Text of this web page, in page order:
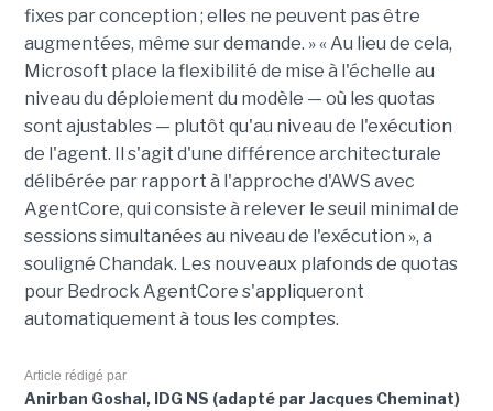
fixes par conception ; elles ne peuvent pas être
augmentées, même sur demande. » « Au lieu de cela,
Microsoft place la flexibilité de mise à l'échelle au
niveau du déploiement du modèle — où les quotas
sont ajustables — plutôt qu'au niveau de l'exécution
de l'agent. Il s'agit d'une différence architecturale
délibérée par rapport à l'approche d'AWS avec
AgentCore, qui consiste à relever le seuil minimal de
sessions simultanées au niveau de l'exécution », a
souligné Chandak. Les nouveaux plafonds de quotas
pour Bedrock AgentCore s'appliqueront
automatiquement à tous les comptes.
Article rédigé par
Anirban Goshal, IDG NS (adapté par Jacques Cheminat)